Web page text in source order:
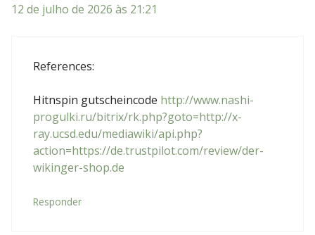
12 de julho de 2026 às 21:21
References:
Hitnspin gutscheincode http://www.nashi-
progulki.ru/bitrix/rk.php?goto=http://x-
ray.ucsd.edu/mediawiki/api.php?
action=https://de.trustpilot.com/review/der-
wikinger-shop.de
Responder